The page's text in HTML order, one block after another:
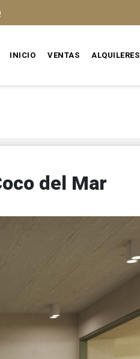
INICIO VENTAS ALQUILERES
del Mar